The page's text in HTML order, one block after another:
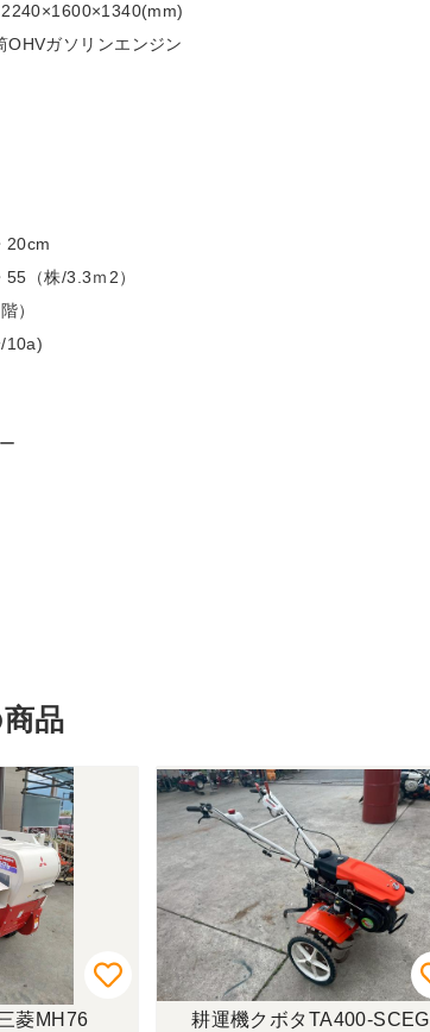
OHVガソリンエンジン
20cm
（株/3.3ｍ2）
）
10a)
品
菱MH76 耕運機クボタTA400-SCEG